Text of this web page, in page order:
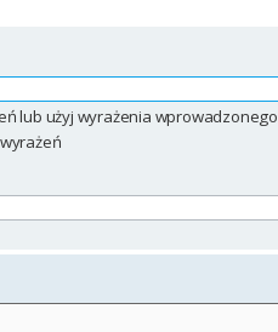
lub użyj wyrażenia wprowadzonego